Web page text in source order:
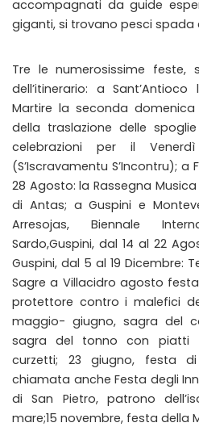
accompagnati da guide
giganti, si trovano pesci spada
Tre le numerosissime feste,
dell’itinerario: a
Martire la seconda
della traslazione delle
celebrazioni per il
(S’Iscravamentu S’Incontru); a
28 Agosto: la Rassegna
di Antas; a Guspini e
Arresojas, Biennale
Sardo,Guspini, dal 14 al 22
Guspini, dal 5 al 19 Dicembre:
Sagre a Villacidro agosto
protettore contro i malefici
maggio- giugno, sagra del
sagra del tonno con piatti
curzetti; 23 giugno, festa
chiamata anche Festa degli
di San Pietro, patrono
mare;15 novembre, festa della